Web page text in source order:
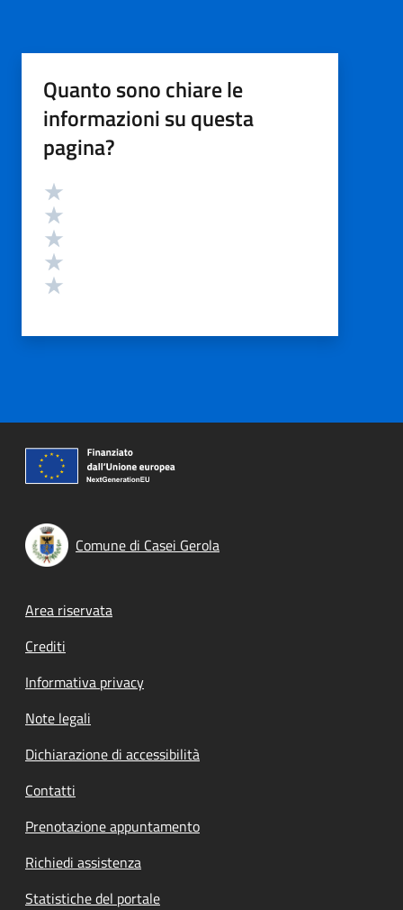
Quanto sono chiare le
informazioni su questa
pagina?
Valutazione
Comune di Casei Gerola
Footer menu
Area riservata
Crediti
Informativa privacy
Note legali
Dichiarazione di accessibilità
Contatti
Prenotazione appuntamento
Richiedi assistenza
Statistiche del portale